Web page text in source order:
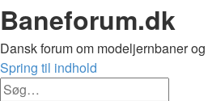
Baneforum.dk
Dansk forum om modeljernbaner
Spring til indhold